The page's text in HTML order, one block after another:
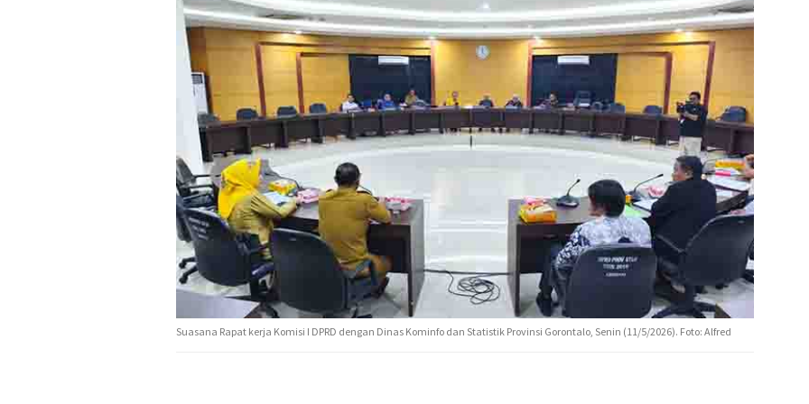
Suasana Rapat kerja Komisi I DPRD dengan Dinas Kominfo dan Statistik Provinsi Gorontalo, Senin (11/5/2026). Foto: Alfred